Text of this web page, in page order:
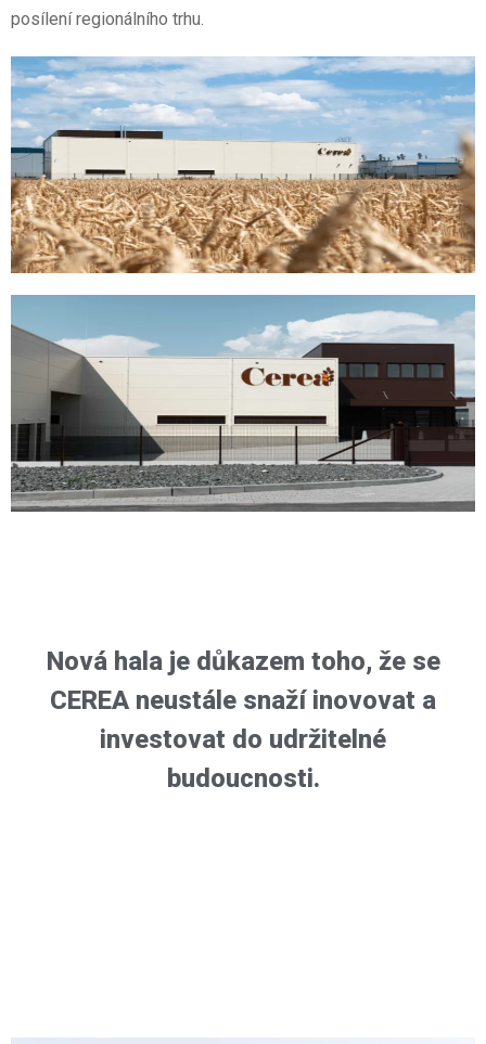
posílení regionálního trhu.
Nová hala je důkazem toho, že se
CEREA neustále snaží inovovat a
investovat do udržitelné
budoucnosti.